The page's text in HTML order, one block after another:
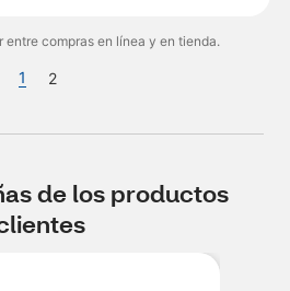
entre compras en línea y en tienda.
1 2
de los productos